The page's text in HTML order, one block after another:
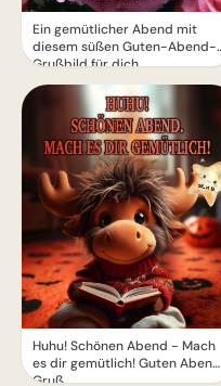
Ein gemütlicher Abend mit
diesem süßen Guten-Abend-
Grußbild für dich
Huhu! Schönen Abend - Mach
es dir gemütlich! Guten Abend
Gruß